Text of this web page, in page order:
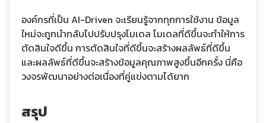
องค์กรที่เป็น AI-Driven จะเรียนรู้จากทุกการใช้งาน ข้อมูล
ใหม่จะถูกนำกลับไปปรับปรุงโมเดล โมเดลที่ดีขึ้นจะทำให้การ
ตัดสินใจดีขึ้น การตัดสินใจที่ดีขึ้นจะสร้างผลลัพธ์ที่ดีขึ้น
และผลลัพธ์ที่ดีขึ้นจะสร้างข้อมูลคุณภาพสูงขึ้นอีกครั้ง นี่คือ
วงจรพัฒนาอย่างต่อเนื่องที่คู่แข่งตามได้ยาก
สรุป